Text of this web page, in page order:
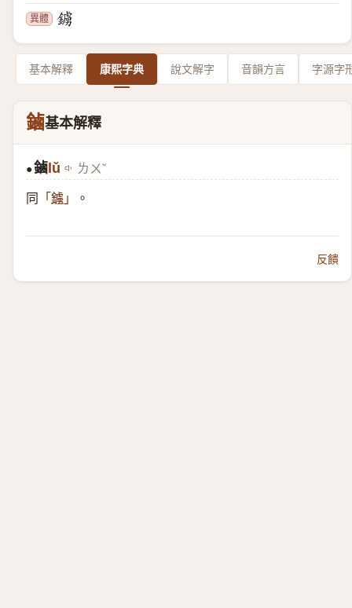
異體
基本解釋 康熙字典 說文解字 音韻方言 字源字
鏀基本解釋
●鏀 lǔ ㄌㄨˇ
同 「 鐪 」 。
反饋